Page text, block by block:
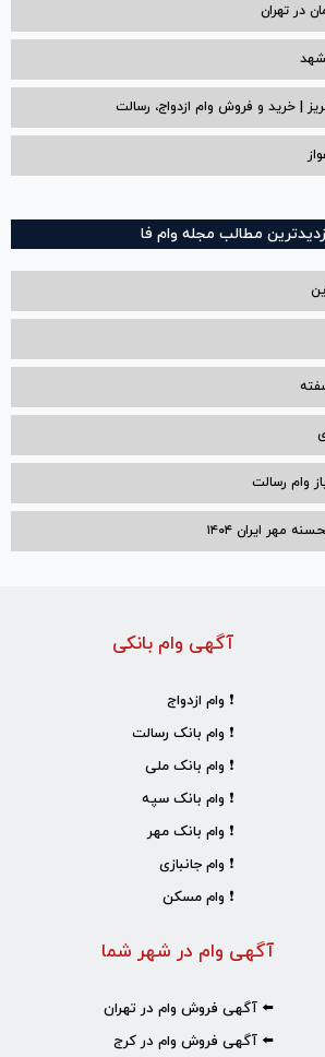
در تهران
| خرید و فروش وام ازدواج، رسالت
مطالب مجله وام فا
وام رسالت
مهر ایران ۱۴۰۴
آگهی وام بانکی
❗ وام ازدواج
❗ وام بانک رسالت
❗ وام بانک ملی
❗ وام بانک سپه
❗ وام بانک مهر
❗ وام جانبازی
❗ وام مسکن
آگهی وام در شهر شما
⬅️ آگهی فروش وام در تهران
⬅️ آگهی فروش وام در کرج